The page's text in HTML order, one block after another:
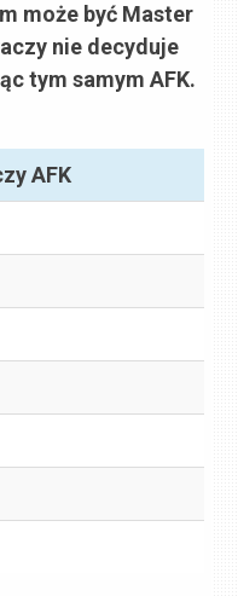
może być Master
nie decyduje
tym samym AFK.
AFK